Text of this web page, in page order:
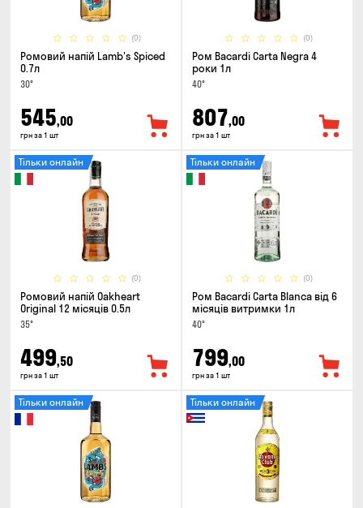
(0)
Ромовий напій Lamb's Spiced
0.7л
30°
545,00
грн за 1 шт
(0)
Ром Bacardi Carta Negra 4
роки 1л
40°
807,00
грн за 1 шт
(0)
Тільки онлайн
Ромовий напій Oakheart
Original 12 місяців 0.5л
35°
499,50
грн за 1 шт
(0)
Тільки онлайн
Ром Bacardi Carta Blanca від 6
місяців витримки 1л
40°
799,00
грн за 1 шт
Тільки онлайн Тільки онлайн